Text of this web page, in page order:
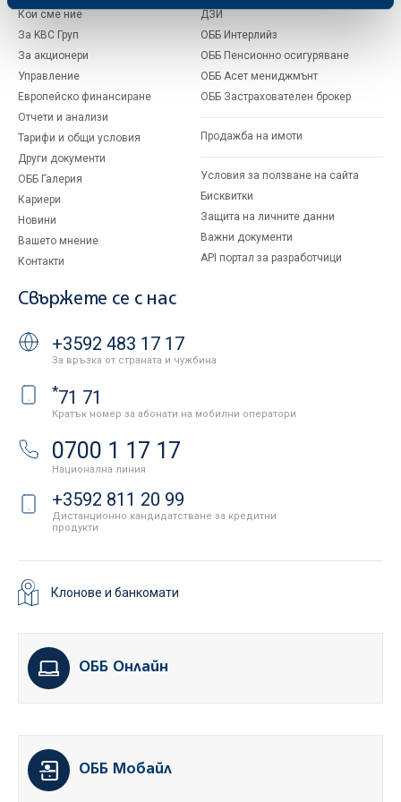
Кои сме ние
За KBC Груп
За акционери
Управление
Европейско финансиране
Отчети и анализи
Тарифи и общи условия
Други документи
ОББ Галерия
Кариери
Новини
Вашето мнение
Контакти
ДЗИ
ОББ Интерлийз
ОББ Пенсионно осигуряване
ОББ Асет мениджмънт
ОББ Застрахователен брокер
Продажба на имоти
Условия за ползване на сайта
Бисквитки
Защита на личните данни
Важни документи
API портал за разработчици
Свържете се с нас
+3592 483 17 17
За връзка от страната и чужбина
*71 71
Кратък номер за абонати на мобилни оператори
0700 1 17 17
Национална линия
+3592 811 20 99
Дистанционно кандидатстване за кредитни
продукти
Клонове и банкомати
ОББ Онлайн
ОББ Мобайл